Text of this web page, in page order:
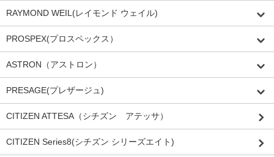
RAYMOND WEIL(レイモンド ウェイル)
PROSPEX(プロスペックス）
ASTRON（アストロン）
PRESAGE(プレザージュ)
CITIZEN ATTESA（シチズン アテッサ）
CITIZEN Series8(シチズン シリーズエイト)